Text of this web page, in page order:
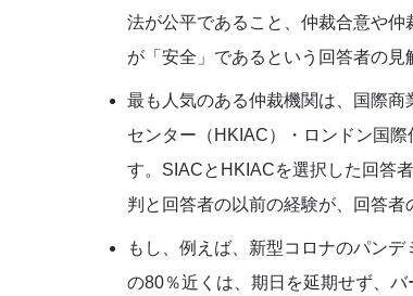
法が公平であること、仲裁合意や
が「安全」であるという回答者の見
最も人気のある仲裁機関は、国際商
センター（ HKIAC）・ロンドン国際
す。 SIACと HKIACを選択した回答
判と回答者の以前の経験が、回答者
もし、例えば、新型コロナのパン
の80％近くは、期日を延期せず、